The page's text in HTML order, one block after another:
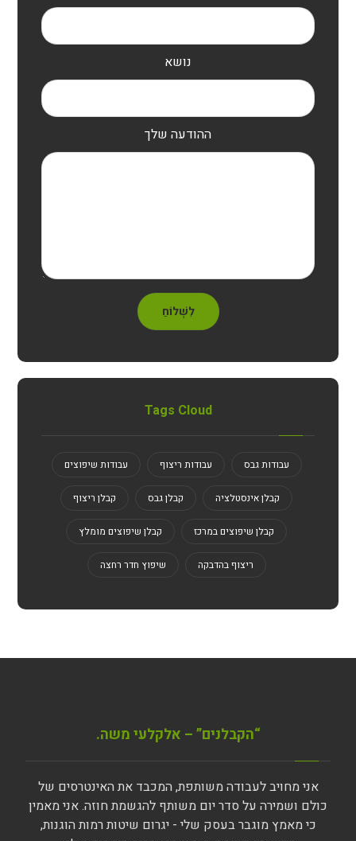
נושא
ההודעה שלך
לִשְׁלוֹחַ
Tags Cloud
עבודות גבס עבודות ריצוף עבודות שיפוצים
קבלן אינסטלציה קבלן גבס קבלן ריצוף
קבלן שיפוצים במרכז קבלן שיפוצים מומלץ
ריצוף בהדבקה שיפוץ חדר רחצה
“הקבלנים” – אלקלעי משה.
אני מחויב לעבודה משותפת, המכבד את האינטרסים של
כולם ושמירה על סדר יום משותף להגשמת חוזה. אני מאמין
כי מאמץ מוגבר בעסק שלי - יגרום שיטות רמות הוגנות,